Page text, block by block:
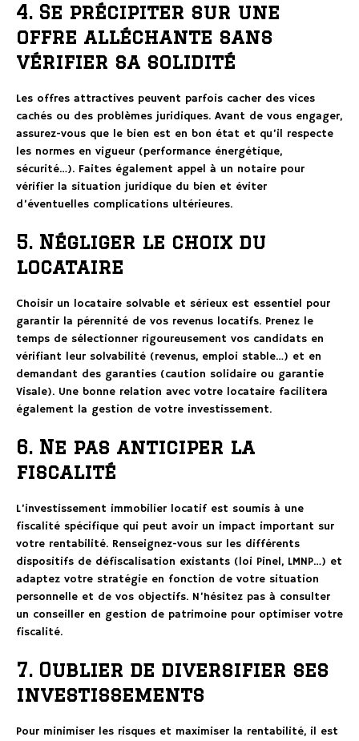
4. Se précipiter sur une
offre alléchante sans
vérifier sa solidité
Les offres attractives peuvent parfois cacher des vices
cachés ou des problèmes juridiques. Avant de vous engager,
assurez-vous que le bien est en bon état et qu’il respecte
les normes en vigueur (performance énergétique,
sécurité…). Faites également appel à un notaire pour
vérifier la situation juridique du bien et éviter
d’éventuelles complications ultérieures.
5. Négliger le choix du
locataire
Choisir un locataire solvable et sérieux est essentiel pour
garantir la pérennité de vos revenus locatifs. Prenez le
temps de sélectionner rigoureusement vos candidats en
vérifiant leur solvabilité (revenus, emploi stable…) et en
demandant des garanties (caution solidaire ou garantie
Visale). Une bonne relation avec votre locataire facilitera
également la gestion de votre investissement.
6. Ne pas anticiper la
fiscalité
L’investissement immobilier locatif est soumis à une
fiscalité spécifique qui peut avoir un impact important sur
votre rentabilité. Renseignez-vous sur les différents
dispositifs de défiscalisation existants (loi Pinel, LMNP…) et
adaptez votre stratégie en fonction de votre situation
personnelle et de vos objectifs. N’hésitez pas à consulter
un conseiller en gestion de patrimoine pour optimiser votre
fiscalité.
7. Oublier de diversifier ses
investissements
Pour minimiser les risques et maximiser la rentabilité, il est